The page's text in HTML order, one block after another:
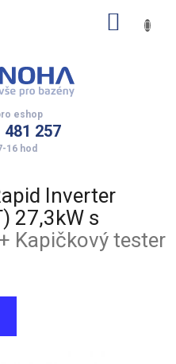
481 257
Inverter
27,3kW s
Kapičkový tester